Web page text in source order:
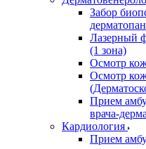
Забор
Лазерный
(1 зона)
Осмотр
Осмотр
Прием
врача-
Кардиология
Прием